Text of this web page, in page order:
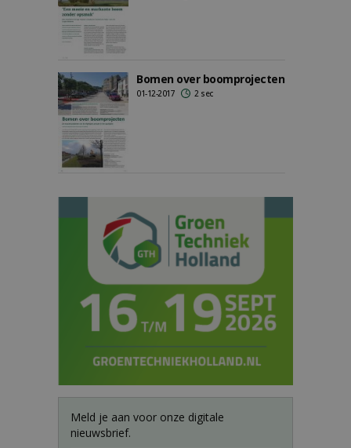
Bomen over boomprojecten
01-12-2017 2 sec
Meld je aan voor onze digitale
nieuwsbrief.